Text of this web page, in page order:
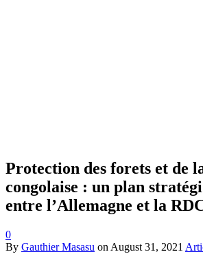
Protection des forets et de
congolaise : un plan
entre l’Allemagne et la
0
By Gauthier Masasu on August 31, 2021